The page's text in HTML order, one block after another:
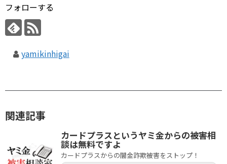
フォローする
yamikinhigai
関連記事
カードプラスというヤミ金からの被害相
談は無料ですよ
カードプラスからの闇金詐欺被害をストップ！